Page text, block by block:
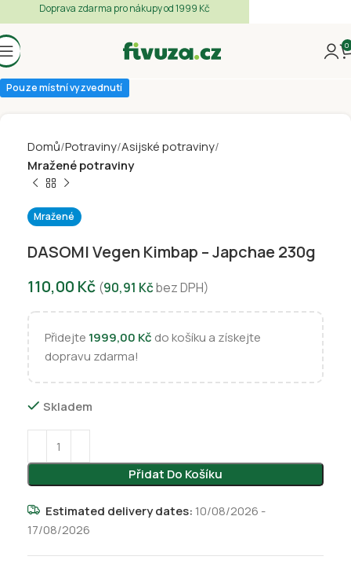
0
Pouze místní vyzvednutí
Domů Potraviny Asijské potraviny
Mražené potraviny
Mražené
DASOMI Vegen Kimbap – Japchae 230g
110,00 Kč (90,91 Kčbez DPH)
Přidejte 1999,00 Kč do košíku a získejte
dopravu zdarma!
Skladem
Přidat Do Košíku
Estimated delivery dates: 10/08/2026 -
17/08/2026
Doprava zdarma pro nákupy od 1999 Kč